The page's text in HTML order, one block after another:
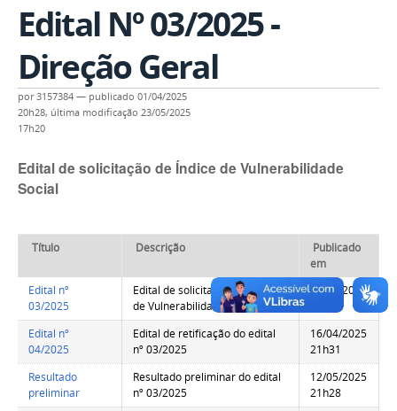
Edital Nº 03/2025 -
Direção Geral
por3157384 — publicado 01/04/2025
20h28, última modificação 23/05/2025
17h20
Edital de solicitação de Índice de Vulnerabilidade
Social
Título Descrição
Publicado
em
Edital nº
03/2025
Edital de solicitação de Índice
de Vulnerabilidade Social
01/04/2025
20h27
Edital nº
04/2025
Edital de retificação do edital
nº 03/2025
16/04/2025
21h31
Resultado
preliminar
Resultado preliminar do edital
nº 03/2025
12/05/2025
21h28